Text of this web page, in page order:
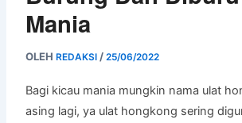
Mania
OLEHREDAKSI/25/06/2022
Bagi kicau mania mungkin nama ulat
asing lagi, ya ulat hongkong sering